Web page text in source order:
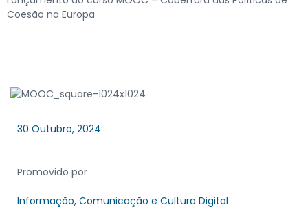
Coesão na Europa
30 Outubro, 2024
Promovido por
Informação, Comunicação e Cultura Digital